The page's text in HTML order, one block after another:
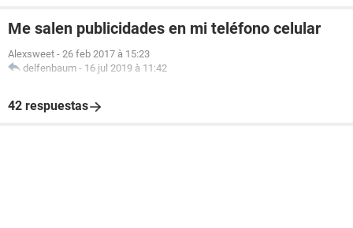
Me salen publicidades en mi teléfono celular
Alexsweet - 26 feb 2017 à 15:23
delfenbaum - 16 jul 2019 à 11:42
42 respuestas